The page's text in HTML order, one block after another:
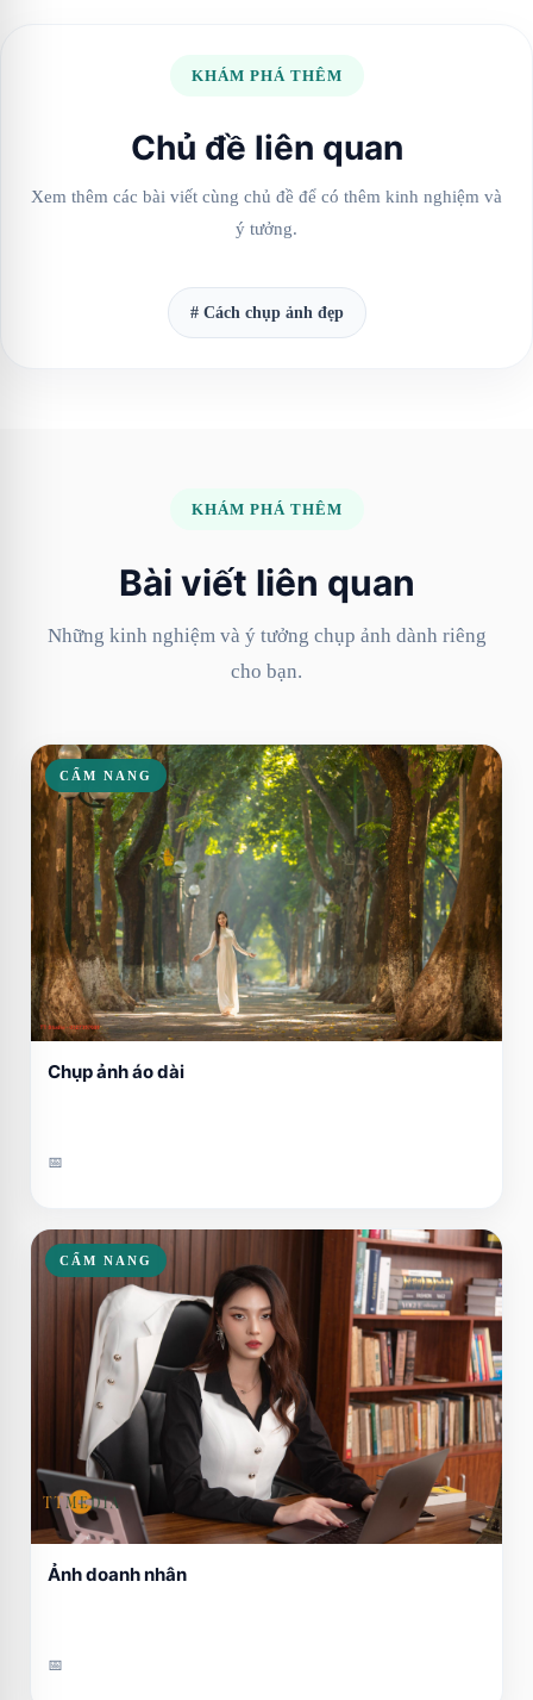
KHÁM PHÁ THÊM
Chủ đề liên quan
Xem thêm các bài viết cùng chủ đề để có thêm kinh nghiệm và
ý tưởng.
# Cách chụp ảnh đẹp
KHÁM PHÁ THÊM
Bài viết liên quan
Những kinh nghiệm và ý tưởng chụp ảnh dành riêng
cho bạn.
CẨM NANG
Chụp ảnh áo dài
📅
CẨM NANG
Ảnh doanh nhân
📅